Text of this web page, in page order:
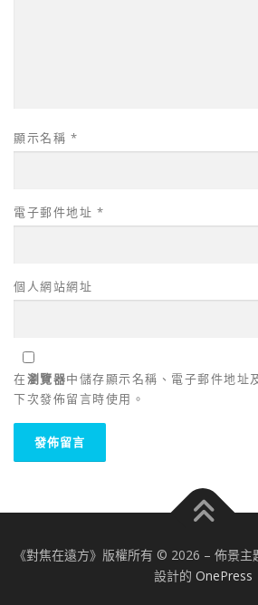
顯示名稱 *
電子郵件地址 *
個人網站網址
在瀏覽器中儲存顯示名稱、電子郵件地址
下次發佈留言時使用。
《對焦在遠方》版權所有 © 2026 – 佈景主
設計的 OnePress